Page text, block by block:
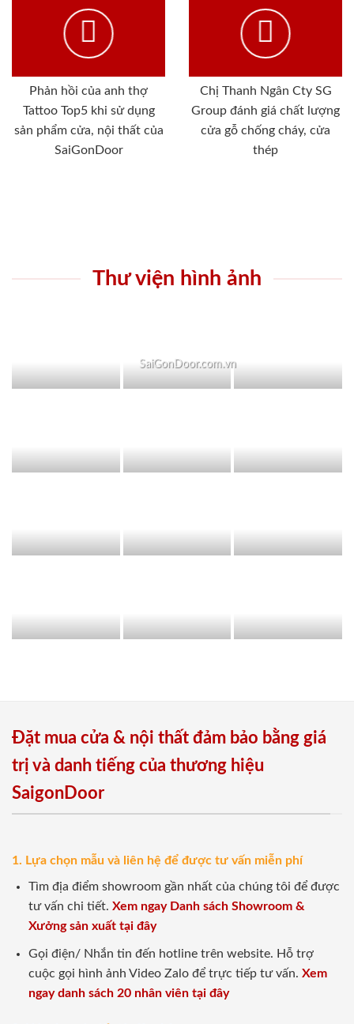
Phản hồi của anh thợ
Tattoo Top5 khi sử dụng
sản phẩm cửa, nội thất của
SaiGonDoor
Chị Thanh Ngân Cty SG
Group đánh giá chất lượng
cửa gỗ chống cháy, cửa
thép
Thư viện hình ảnh
SaiGonDoor.com.vn
Đặt mua cửa & nội thất đảm bảo bằng giá
trị và danh tiếng của thương hiệu
SaigonDoor
1. Lựa chọn mẫu và liên hệ để được tư vấn miễn phí
Tìm địa điểm showroom gần nhất của chúng tôi để được
tư vấn chi tiết. Xem ngay Danh sách Showroom &
Xưởng sản xuất tại đây
Gọi điện/ Nhắn tin đến hotline trên website. Hỗ trợ
cuộc gọi hình ảnh Video Zalo để trực tiếp tư vấn. Xem
ngay danh sách 20 nhân viên tại đây